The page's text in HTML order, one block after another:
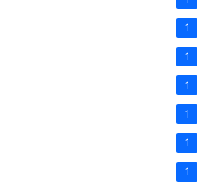
1
1
1
1
1
1